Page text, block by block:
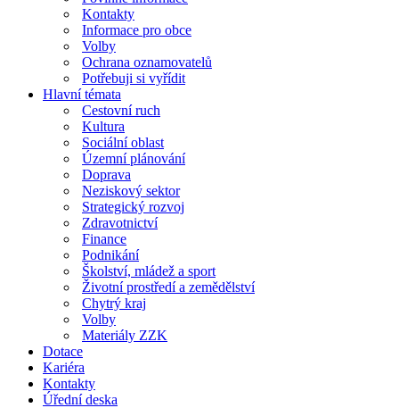
Kontakty
Informace pro obce
Volby
Ochrana oznamovatelů
Potřebuji si vyřídit
Hlavní témata
Cestovní ruch
Kultura
Sociální oblast
Územní plánování
Doprava
Neziskový sektor
Strategický rozvoj
Zdravotnictví
Finance
Podnikání
Školství, mládež a sport
Životní prostředí a zemědělství
Chytrý kraj
Volby
Materiály ZZK
Dotace
Kariéra
Kontakty
Úřední deska